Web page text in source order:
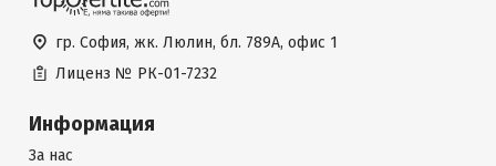
гр. София, жк. Люлин, бл. 789А, офис 1
Лиценз № РК-01-7232
Информация
За нас